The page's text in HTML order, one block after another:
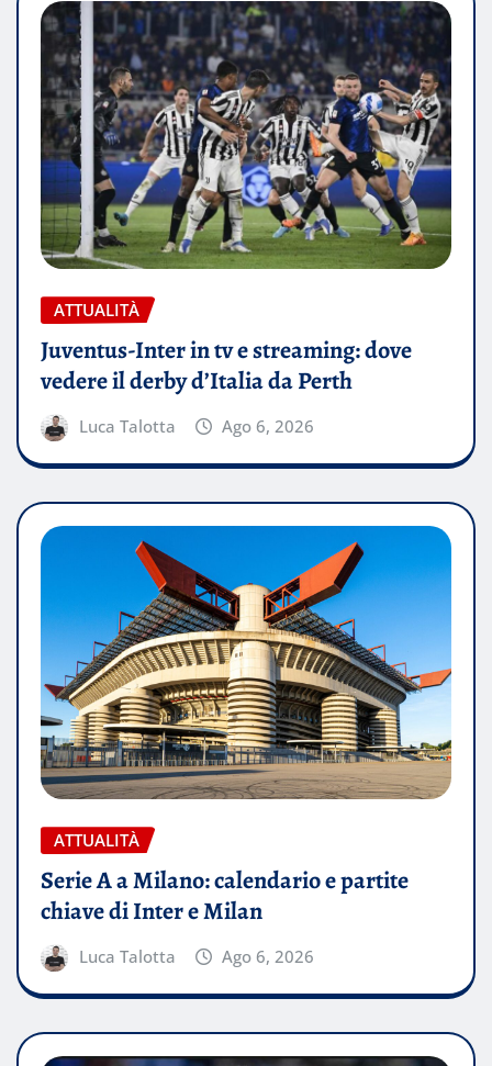
ATTUALITÀ
Juventus-Inter in tv e streaming: dove
vedere il derby d’Italia da Perth
Luca Talotta Ago 6, 2026
ATTUALITÀ
Serie A a Milano: calendario e partite
chiave di Inter e Milan
Luca Talotta Ago 6, 2026